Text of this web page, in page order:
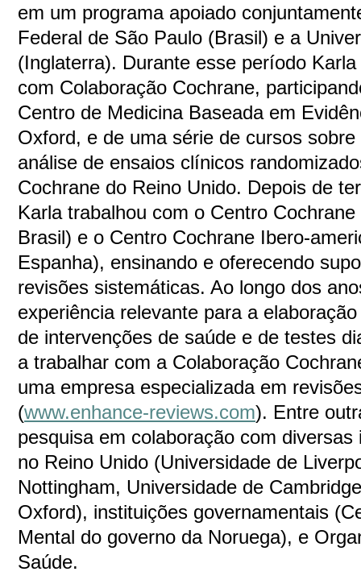
em um programa apoiado
Federal de São Paulo (Brasil) e a
(Inglaterra). Durante esse período
com Colaboração Cochrane,
Centro de Medicina Baseada em
Oxford, e de uma série de cursos
análise de ensaios clínicos
Cochrane do Reino Unido. Depois de
Karla trabalhou com o Centro
Brasil) e o Centro Cochrane Ibero-
Espanha), ensinando e oferecendo
revisões sistemáticas. Ao longo dos
experiência relevante para a
de intervenções de saúde e de testes
a trabalhar com a Colaboração
uma empresa especializada em
(www.enhance-reviews.com). Entre
pesquisa em colaboração com
no Reino Unido (Universidade de
Nottingham, Universidade de
Oxford), instituições governamentais
Mental do governo da Noruega), e
Saúde.